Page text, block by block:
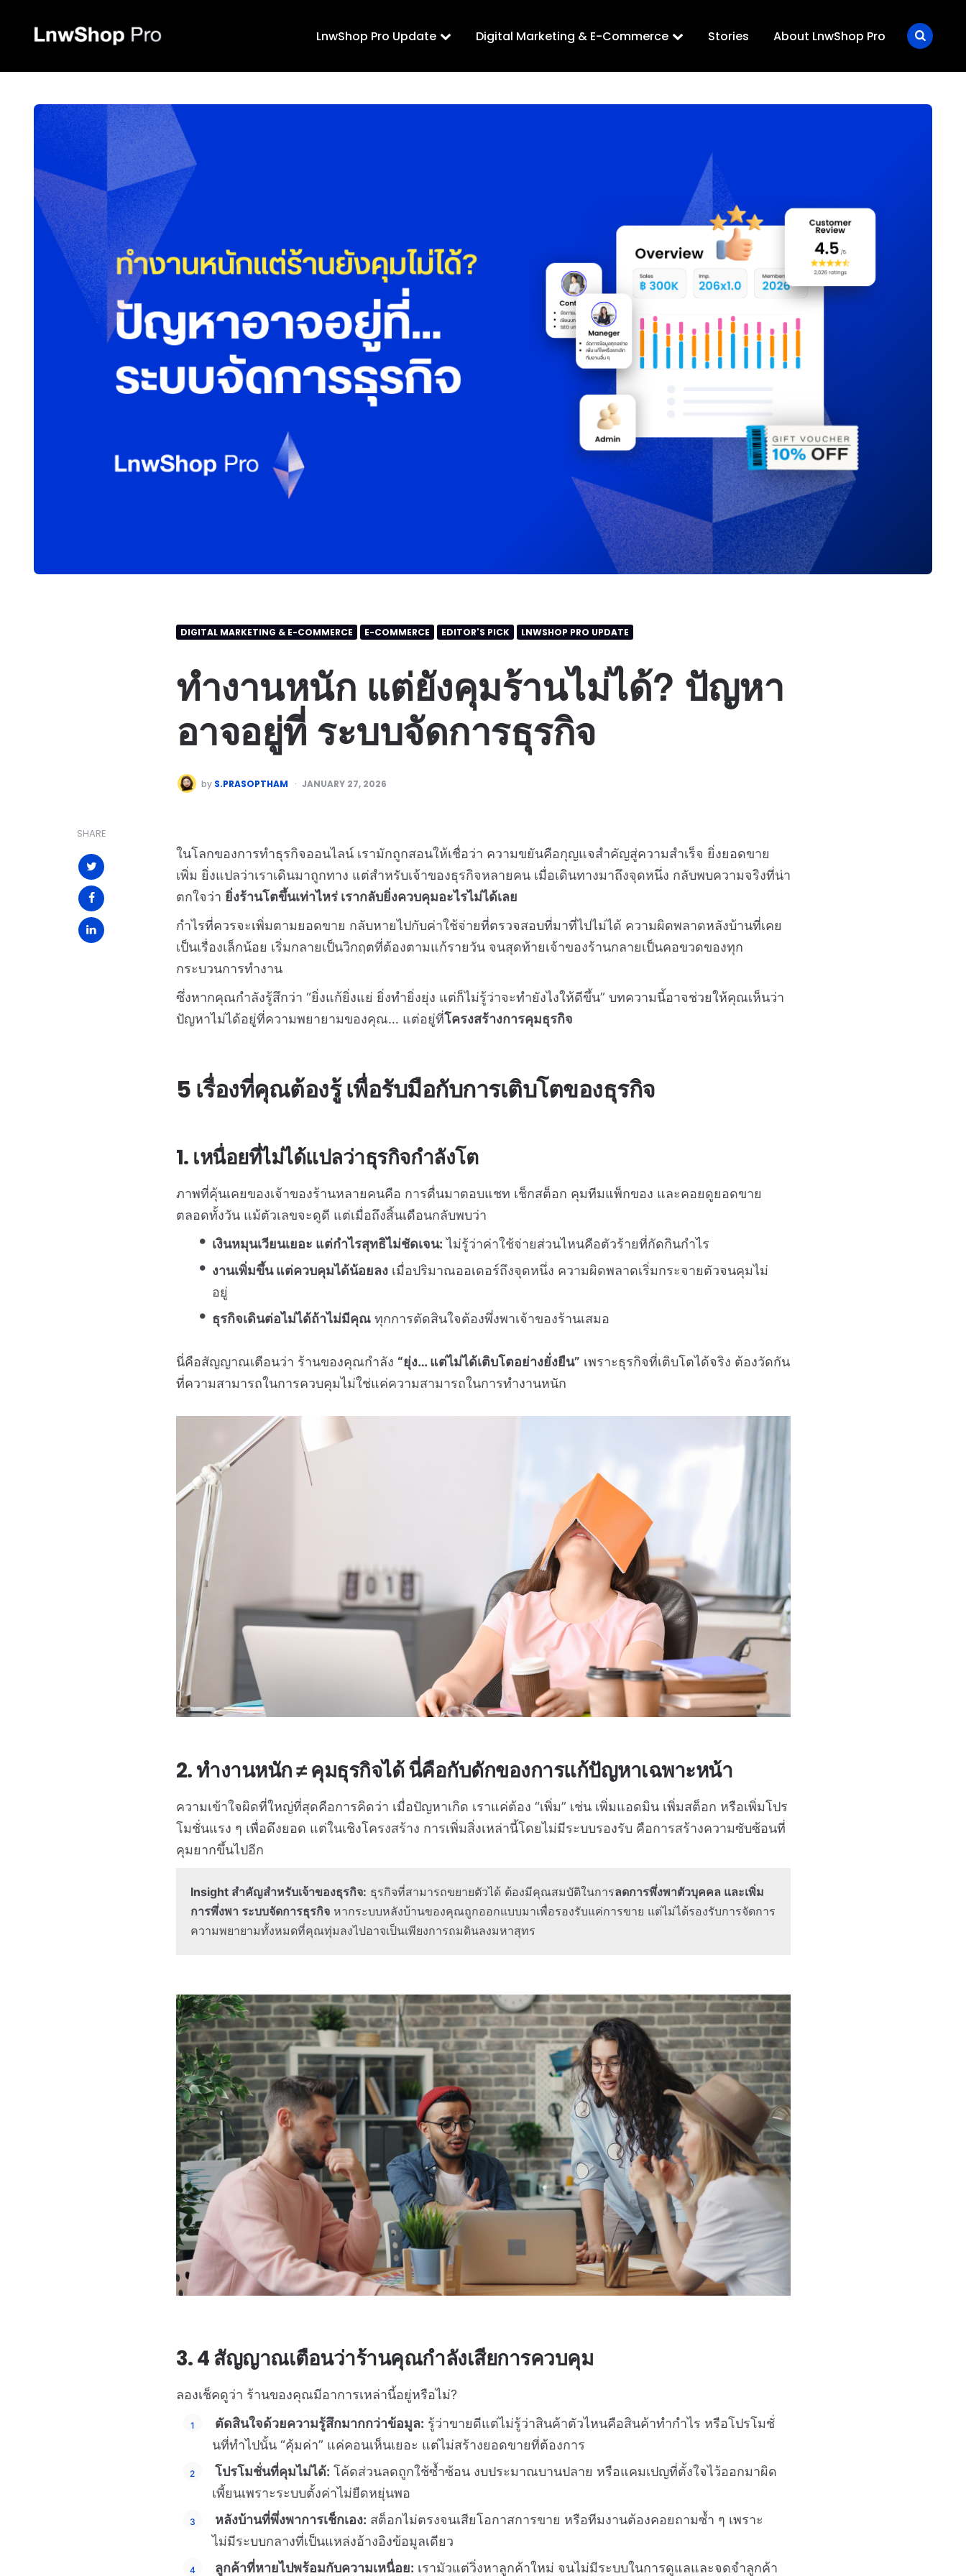
LnwShop Pro Update Digital Marketing & E-Commerce Stories About LnwShop Pro
DIGITAL MARKETING & E-COMMERCE E-COMMERCE EDITOR'S PICK LNWSHOP PRO UPDATE
ทำงานหนัก แต่ยังคุมร้านไม่ได้? ปัญหา
อาจอยู่ที่ ระบบจัดการธุรกิจ
by S.PRASOPTHAM JANUARY 27, 2026
SHARE
ในโลกของการทำธุรกิจออนไลน์ เรามักถูกสอนให้เชื่อว่า ความขยันคือกุญแจสำคัญสู่ความสำเร็จ ยิ่งยอดขาย
เพิ่ม ยิ่งแปลว่าเราเดินมาถูกทาง แต่สำหรับเจ้าของธุรกิจหลายคน เมื่อเดินทางมาถึงจุดหนึ่ง กลับพบความจริงที่น่า
ตกใจว่า ยิ่งร้านโตขึ้นเท่าไหร่ เรากลับยิ่งควบคุมอะไรไม่ได้เลย
กำไรที่ควรจะเพิ่มตามยอดขาย กลับหายไปกับค่าใช้จ่ายที่ตรวจสอบที่มาที่ไปไม่ได้ ความผิดพลาดหลังบ้านที่เคย
เป็นเรื่องเล็กน้อย เริ่มกลายเป็นวิกฤตที่ต้องตามแก้รายวัน จนสุดท้ายเจ้าของร้านกลายเป็นคอขวดของทุก
กระบวนการทำงาน
ซึ่งหากคุณกำลังรู้สึกว่า “ยิ่งแก้ยิ่งแย่ ยิ่งทำยิ่งยุ่ง แต่ก็ไม่รู้ว่าจะทำยังไงให้ดีขึ้น” บทความนี้อาจช่วยให้คุณเห็นว่า
ปัญหาไม่ได้อยู่ที่ความพยายามของคุณ… แต่อยู่ที่โครงสร้างการคุมธุรกิจ
5 เรื่องที่คุณต้องรู้ เพื่อรับมือกับการเติบโตของธุรกิจ
1. เหนื่อยที่ไม่ได้แปลว่าธุรกิจกำลังโต
ภาพที่คุ้นเคยของเจ้าของร้านหลายคนคือ การตื่นมาตอบแชท เช็กสต็อก คุมทีมแพ็กของ และคอยดูยอดขาย
ตลอดทั้งวัน แม้ตัวเลขจะดูดี แต่เมื่อถึงสิ้นเดือนกลับพบว่า
เงินหมุนเวียนเยอะ แต่กำไรสุทธิไม่ชัดเจน: ไม่รู้ว่าค่าใช้จ่ายส่วนไหนคือตัวร้ายที่กัดกินกำไร
งานเพิ่มขึ้น แต่ควบคุมได้น้อยลงเมื่อปริมาณออเดอร์ถึงจุดหนึ่ง ความผิดพลาดเริ่มกระจายตัวจนคุมไม่
อยู่
ธุรกิจเดินต่อไม่ได้ถ้าไม่มีคุณทุกการตัดสินใจต้องพึ่งพาเจ้าของร้านเสมอ
นี่คือสัญญาณเตือนว่า ร้านของคุณกำลัง “ยุ่ง… แต่ไม่ได้เติบโตอย่างยั่งยืน” เพราะธุรกิจที่เติบโตได้จริง ต้องวัดกัน
ที่ความสามารถในการควบคุมไม่ใช่แค่ความสามารถในการทำงานหนัก
2. ทำงานหนัก ≠ คุมธุรกิจได้ นี่คือกับดักของการแก้ปัญหาเฉพาะหน้า
ความเข้าใจผิดที่ใหญ่ที่สุดคือการคิดว่า เมื่อปัญหาเกิด เราแค่ต้อง “เพิ่ม” เช่น เพิ่มแอดมิน เพิ่มสต็อก หรือเพิ่มโปร
โมชั่นแรง ๆ เพื่อดึงยอด แต่ในเชิงโครงสร้าง การเพิ่มสิ่งเหล่านี้โดยไม่มีระบบรองรับ คือการสร้างความซับซ้อนที่
คุมยากขึ้นไปอีก
Insight สำคัญสำหรับเจ้าของธุรกิจ: ธุรกิจที่สามารถขยายตัวได้ ต้องมีคุณสมบัติในการลดการพึ่งพาตัวบุคคล และเพิ่ม
การพึ่งพา ระบบจัดการธุรกิจหากระบบหลังบ้านของคุณถูกออกแบบมาเพื่อรองรับแค่การขาย แต่ไม่ได้รองรับการจัดการ
ความพยายามทั้งหมดที่คุณทุ่มลงไปอาจเป็นเพียงการถมดินลงมหาสุทร
3. 4 สัญญาณเตือนว่าร้านคุณกำลังเสียการควบคุม
ลองเช็คดูว่า ร้านของคุณมีอาการเหล่านี้อยู่หรือไม่?
ตัดสินใจด้วยความรู้สึกมากกว่าข้อมูล: รู้ว่าขายดีแต่ไม่รู้ว่าสินค้าตัวไหนคือสินค้าทำกำไร หรือโปรโมชั่
นที่ทำไปนั้น “คุ้มค่า” แค่คอนเห็นเยอะ แต่ไม่สร้างยอดขายที่ต้องการ
โปรโมชั่นที่คุมไม่ได้: โค้ดส่วนลดถูกใช้ซ้ำซ้อน งบประมาณบานปลาย หรือแคมเปญที่ตั้งใจไว้ออกมาผิด
เพี้ยนเพราะระบบตั้งค่าไม่ยืดหยุ่นพอ
หลังบ้านที่พึ่งพาการเช็กเอง: สต็อกไม่ตรงจนเสียโอกาสการขาย หรือทีมงานต้องคอยถามซ้ำ ๆ เพราะ
ไม่มีระบบกลางที่เป็นแหล่งอ้างอิงข้อมูลเดียว
ลูกค้าที่หายไปพร้อมกับความเหนื่อย: เรามัวแต่วิ่งหาลูกค้าใหม่ จนไม่มีระบบในการดูแลและจดจำลูกค้า